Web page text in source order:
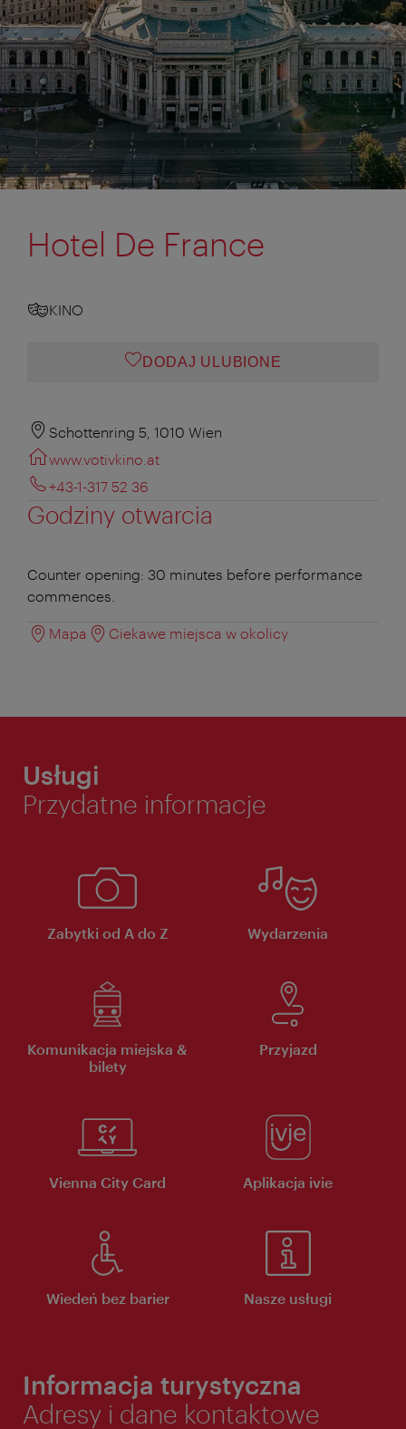
Hotel De France
KINO
DODAJ ULUBIONE
Schottenring 5, 1010 Wien
www.votivkino.at
+43-1-317 52 36
Godziny otwarcia
Counter opening: 30 minutes before performance
commences.
Mapa Ciekawe miejsca w okolicy
Usługi
Przydatne informacje
Zabytki od A do Z Wydarzenia
Komunikacja miejska &
bilety
Przyjazd
Vienna City Card Aplikacja ivie
Wiedeń bez barier Nasze usługi
Informacja turystyczna
Adresy i dane kontaktowe